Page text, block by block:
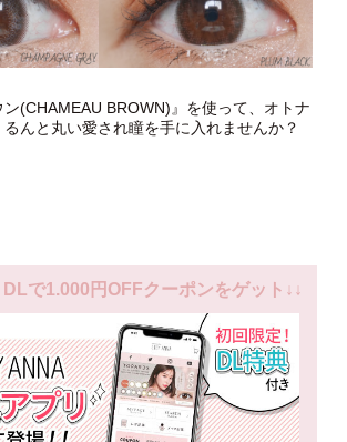
ン(CHAMEAU BROWN)』を使って、オトナ
んと丸い愛され瞳を手に入れませんか？
DLで1.000円OFFクーポンをゲット↓↓